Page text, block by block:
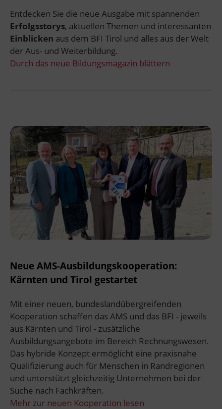
Entdecken Sie die neue Ausgabe mit spannenden
Erfolgsstorys, aktuellen Themen und interessanten
Einblicken aus dem BFI Tirol und alles aus der Welt
der Aus- und Weiterbildung.
Durch das neue Bildungsmagazin blättern
Neue AMS-Ausbildungskooperation:
Kärnten und Tirol gestartet
Mit einer neuen, bundeslandübergreifenden
Kooperation schaffen das AMS und das BFI - jeweils
aus Kärnten und Tirol - zusätzliche
Ausbildungsangebote im Bereich Rechnungswesen.
Das hybride Konzept ermöglicht eine praxisnahe
Qualifizierung auch für Menschen in Randregionen
und unterstützt gleichzeitig Unternehmen bei der
Suche nach Fachkräften.
Mehr zur neuen Kooperation lesen